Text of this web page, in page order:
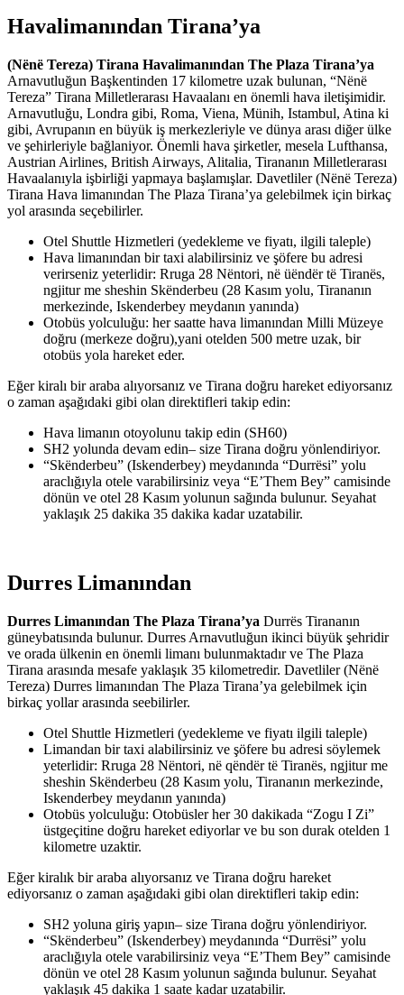
Havalimanından Tirana’ya
(Nënë Tereza) Tirana Havalimanından The Plaza Tirana’ya
Arnavutluğun Başkentinden 17 kilometre uzak bulunan, “Nënë
Tereza” Tirana Milletlerarası Havaalanı en önemli hava iletişimidir.
Arnavutluğu, Londra gibi, Roma, Viena, Münih, Istambul, Atina ki
gibi, Avrupanın en büyük iş merkezleriyle ve dünya arası diğer ülke
ve şehirleriyle bağlaniyor. Önemli hava şirketler, mesela Lufthansa,
Austrian Airlines, British Airways, Alitalia, Tirananın Milletlerarası
Havaalanıyla işbirliği yapmaya başlamışlar. Davetliler (Nënë Tereza)
Tirana Hava limanından The Plaza Tirana’ya gelebilmek için birkaç
yol arasında seçebilirler.
Otel Shuttle Hizmetleri (yedekleme ve fiyatı, ilgili taleple)
Hava limanından bir taxi alabilirsiniz ve şöfere bu adresi
verirseniz yeterlidir: Rruga 28 Nëntori, në üëndër të Tiranës,
ngjitur me sheshin Skënderbeu (28 Kasım yolu, Tirananın
merkezinde, Iskenderbey meydanın yanında)
Otobüs yolculuğu: her saatte hava limanından Milli Müzeye
doğru (merkeze doğru),yani otelden 500 metre uzak, bir
otobüs yola hareket eder.
Eğer kiralı bir araba alıyorsanız ve Tirana doğru hareket ediyorsanız
o zaman aşağıdaki gibi olan direktifleri takip edin:
Hava limanın otoyolunu takip edin (SH60)
SH2 yolunda devam edin– size Tirana doğru yönlendiriyor.
“Skënderbeu” (Iskenderbey) meydanında “Durrësi” yolu
araclığıyla otele varabilirsiniz veya “E’Them Bey” camisinde
dönün ve otel 28 Kasım yolunun sağında bulunur. Seyahat
yaklaşık 25 dakika 35 dakika kadar uzatabilir.
Durres Limanından
Durres Limanından The Plaza Tirana’ya Durrës Tirananın
güneybatısında bulunur. Durres Arnavutluğun ikinci büyük şehridir
ve orada ülkenin en önemli limanı bulunmaktadır ve The Plaza
Tirana arasında mesafe yaklaşık 35 kilometredir. Davetliler (Nënë
Tereza) Durres limanından The Plaza Tirana’ya gelebilmek için
birkaç yollar arasında seebilirler.
Otel Shuttle Hizmetleri (yedekleme ve fiyatı ilgili taleple)
Limandan bir taxi alabilirsiniz ve şöfere bu adresi söylemek
yeterlidir: Rruga 28 Nëntori, në qëndër të Tiranës, ngjitur me
sheshin Skënderbeu (28 Kasım yolu, Tirananın merkezinde,
Iskenderbey meydanın yanında)
Otobüs yolculuğu: Otobüsler her 30 dakikada “Zogu I Zi”
üstgeçitine doğru hareket ediyorlar ve bu son durak otelden 1
kilometre uzaktir.
Eğer kiralık bir araba alıyorsanız ve Tirana doğru hareket
ediyorsanız o zaman aşağıdaki gibi olan direktifleri takip edin:
SH2 yoluna giriş yapın– size Tirana doğru yönlendiriyor.
“Skënderbeu” (Iskenderbey) meydanında “Durrësi” yolu
araclığıyla otele varabilirsiniz veya “E’Them Bey” camisinde
dönün ve otel 28 Kasım yolunun sağında bulunur. Seyahat
yaklaşık 45 dakika 1 saate kadar uzatabilir.